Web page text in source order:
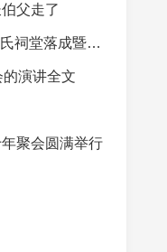
父走了
成暨宗亲会成立
演讲全文
聚会圆满举行